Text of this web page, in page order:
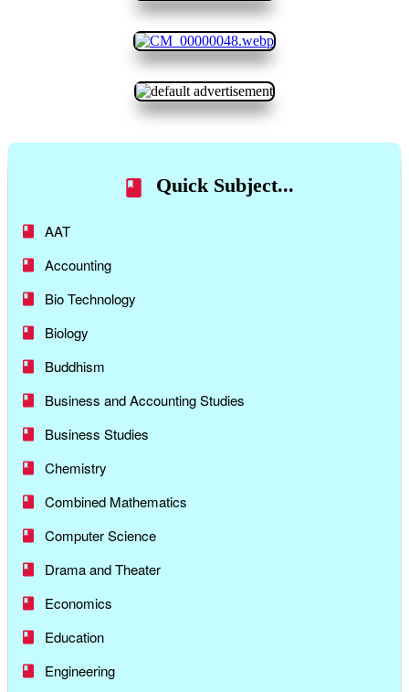
Quick Subject...
AAT
Accounting
Bio Technology
Biology
Buddhism
Business and Accounting Studies
Business Studies
Chemistry
Combined Mathematics
Computer Science
Drama and Theater
Economics
Education
Engineering